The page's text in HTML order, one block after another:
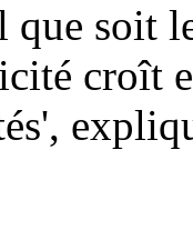
que soit
croît